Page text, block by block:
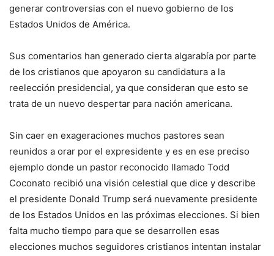
generar controversias con el nuevo gobierno de los
Estados Unidos de América.
Sus comentarios han generado cierta algarabía por parte
de los cristianos que apoyaron su candidatura a la
reelección presidencial, ya que consideran que esto se
trata de un nuevo despertar para nación americana.
Sin caer en exageraciones muchos pastores sean
reunidos a orar por el expresidente y es en ese preciso
ejemplo donde un pastor reconocido llamado Todd
Coconato recibió una visión celestial que dice y describe
el presidente Donald Trump será nuevamente presidente
de los Estados Unidos en las próximas elecciones. Si bien
falta mucho tiempo para que se desarrollen esas
elecciones muchos seguidores cristianos intentan instalar